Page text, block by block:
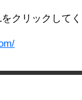
クリックして